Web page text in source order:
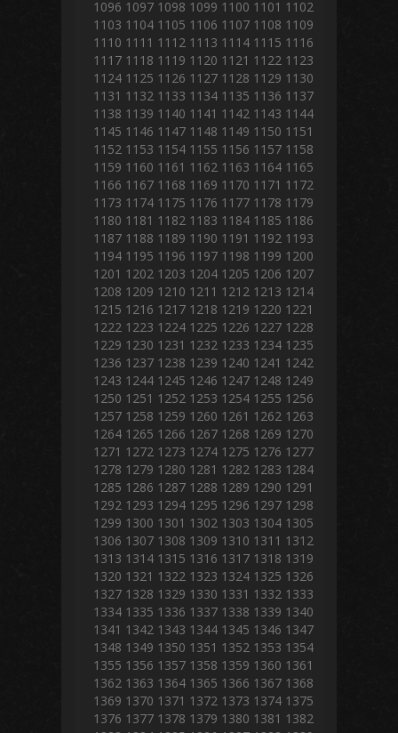
1096 1097 1098 1099 1100 1101 1102
1103 1104 1105 1106 1107 1108 1109
1110 1111 1112 1113 1114 1115 1116
1117 1118 1119 1120 1121 1122 1123
1124 1125 1126 1127 1128 1129 1130
1131 1132 1133 1134 1135 1136 1137
1138 1139 1140 1141 1142 1143 1144
1145 1146 1147 1148 1149 1150 1151
1152 1153 1154 1155 1156 1157 1158
1159 1160 1161 1162 1163 1164 1165
1166 1167 1168 1169 1170 1171 1172
1173 1174 1175 1176 1177 1178 1179
1180 1181 1182 1183 1184 1185 1186
1187 1188 1189 1190 1191 1192 1193
1194 1195 1196 1197 1198 1199 1200
1201 1202 1203 1204 1205 1206 1207
1208 1209 1210 1211 1212 1213 1214
1215 1216 1217 1218 1219 1220 1221
1222 1223 1224 1225 1226 1227 1228
1229 1230 1231 1232 1233 1234 1235
1236 1237 1238 1239 1240 1241 1242
1243 1244 1245 1246 1247 1248 1249
1250 1251 1252 1253 1254 1255 1256
1257 1258 1259 1260 1261 1262 1263
1264 1265 1266 1267 1268 1269 1270
1271 1272 1273 1274 1275 1276 1277
1278 1279 1280 1281 1282 1283 1284
1285 1286 1287 1288 1289 1290 1291
1292 1293 1294 1295 1296 1297 1298
1299 1300 1301 1302 1303 1304 1305
1306 1307 1308 1309 1310 1311 1312
1313 1314 1315 1316 1317 1318 1319
1320 1321 1322 1323 1324 1325 1326
1327 1328 1329 1330 1331 1332 1333
1334 1335 1336 1337 1338 1339 1340
1341 1342 1343 1344 1345 1346 1347
1348 1349 1350 1351 1352 1353 1354
1355 1356 1357 1358 1359 1360 1361
1362 1363 1364 1365 1366 1367 1368
1369 1370 1371 1372 1373 1374 1375
1376 1377 1378 1379 1380 1381 1382